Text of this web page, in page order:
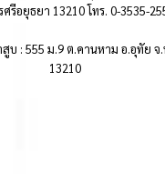
รีอยุธยา 13210 โทร. 0-3535-
บ : 555 ม.9 ต.คานหาม อ.อุทัย จ
13210